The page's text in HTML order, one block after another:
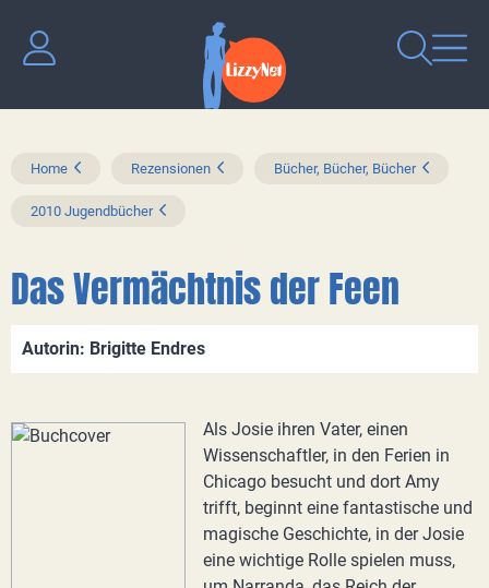
Home Rezensionen Bücher, Bücher, Bücher
2010 Jugendbücher
Das Vermächtnis der Feen
Autorin: Brigitte Endres
Als Josie ihren Vater, einen
Wissenschaftler, in den Ferien in
Chicago besucht und dort Amy
trifft, beginnt eine fantastische und
magische Geschichte, in der Josie
eine wichtige Rolle spielen muss,